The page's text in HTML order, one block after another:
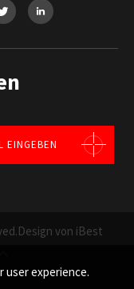
EINGEBEN
Design von iBest
user experience.